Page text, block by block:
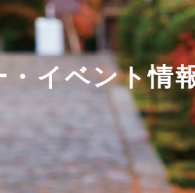
・イベント情